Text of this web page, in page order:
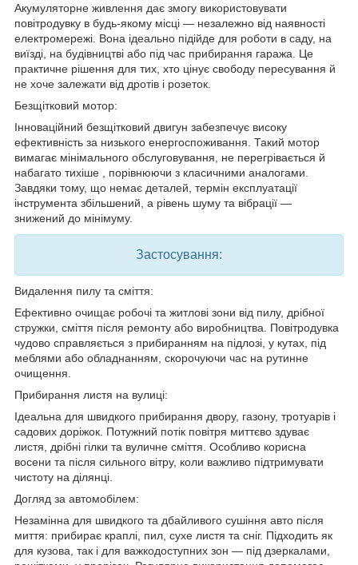
Акумуляторне живлення дає змогу використовувати
повітродувку в будь-якому місці — незалежно від наявності
електромережі. Вона ідеально підійде для роботи в саду, на
виїзді, на будівництві або під час прибирання гаража. Це
практичне рішення для тих, хто цінує свободу пересування й
не хоче залежати від дротів і розеток.
Безщітковий мотор:
Інноваційний безщітковий двигун забезпечує високу
ефективність за низького енергоспоживання. Такий мотор
вимагає мінімального обслуговування, не перегрівається й
набагато тихіше
, порівнюючи з класичними аналогами.
Завдяки тому, що немає деталей, термін експлуатації
інструмента збільшений, а рівень шуму та вібрації —
знижений до мінімуму.
Застосування:
Видалення пилу та сміття:
Ефективно очищає робочі та житлові зони від пилу, дрібної
стружки, сміття після ремонту або виробництва. Повітродувка
чудово справляється з прибиранням на підлозі, у кутах, під
меблями або обладнанням, скорочуючи час на рутинне
очищення.
Прибирання листя на вулиці:
Ідеальна для швидкого прибирання двору, газону, тротуарів і
садових доріжок. Потужний потік повітря миттєво здуває
листя, дрібні гілки та вуличне сміття. Особливо корисна
восени та після сильного вітру, коли важливо підтримувати
чистоту на ділянці.
Догляд за автомобілем:
Незамінна для швидкого та дбайливого сушіння авто після
миття: прибирає краплі, пил, сухе листя та сніг. Підходить як
для кузова, так і для важкодоступних зон — під дзеркалами,